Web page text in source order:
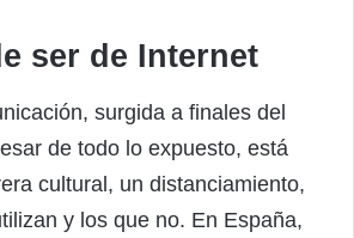
ser de Internet
surgida a finales del
de todo lo expuesto, está
cultural, un distanciamiento,
y los que no. En España,